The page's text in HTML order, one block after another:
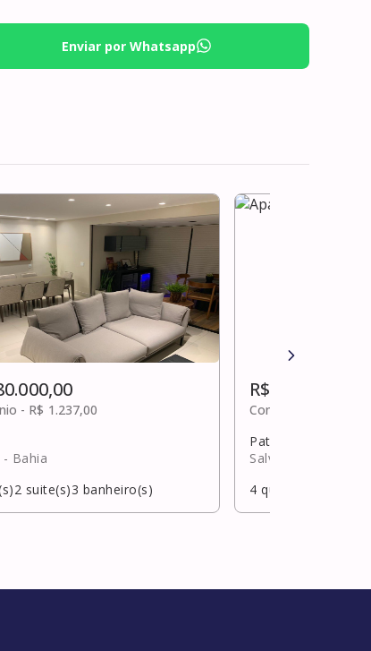
Enviar por Whatsapp
- R$ 1.237,00
- Bahia
2 suite(s)3 banheiro(s)
R$
Condomínio -
Patamares
Salvador
4 quarto(s)